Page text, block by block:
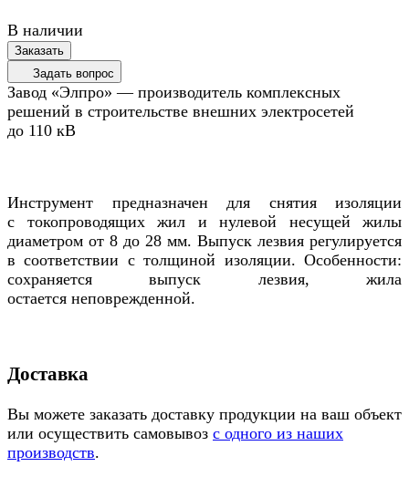
В наличии
Заказать
Задать вопрос
Завод «Элпро» — производитель комплексных
решений в строительстве внешних электросетей
до 110 кВ
Инструмент предназначен для снятия изоляции
с токопроводящих жил и нулевой несущей жилы
диаметром от 8 до 28 мм. Выпуск лезвия регулируется
в соответствии с толщиной изоляции. Особенности:
сохраняется выпуск лезвия, жила
остается неповрежденной.
Доставка
Вы можете заказать доставку продукции на ваш объект
или осуществить самовывоз с одного из наших
производств.